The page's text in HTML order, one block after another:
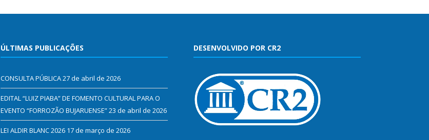
ÚLTIMAS PUBLICAÇÕES
CONSULTA PÚBLICA27 de abril de 2026
EDITAL “LUIZ PIABA” DE FOMENTO CULTURAL PARA O
EVENTO “FORROZÃO BUJARUENSE”23 de abril de 2026
LEI ALDIR BLANC 2026 17 de março de 2026
DESENVOLVIDO POR CR2